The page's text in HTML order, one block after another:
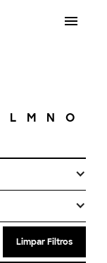
L M N O
Limpar Filtros